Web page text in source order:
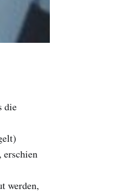
die
erschien
werden,